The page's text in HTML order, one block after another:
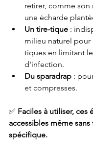
retirer, comme son
une écharde
Un tire-tique :
milieu naturel pour
tiques en limitant
d'infection.
Du sparadrap :
et compresses.
✅ Faciles à utiliser, ces
accessibles même
spécifique.